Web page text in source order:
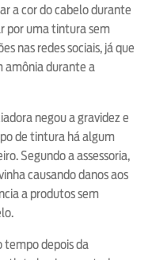
a cor do cabelo durante
por uma tintura sem
nas redes sociais, já que
amônia durante a
negou a gravidez e
de tintura há algum
Segundo a assessoria,
causando danos aos
a produtos sem
tempo depois da